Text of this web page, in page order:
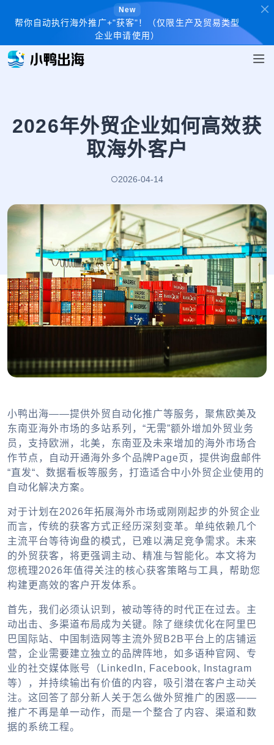
New
帮你自动执行海外推广+"获客"！（仅限生产及贸易类型
企业申请使用）
2026年外贸企业如何高效获
取海外客户
2026-04-14
小鸭出海——提供外贸自动化推广等服务，聚焦欧美及
东南亚海外市场的多站系列，“无需”额外增加外贸业务
员，支持欧洲，北美，东南亚及未来增加的海外市场合
作节点，自动开通海外多个品牌Page页，提供询盘邮件
“直发“、数据看板等服务，打造适合中小外贸企业使用的
自动化解决方案。
对于计划在2026年拓展海外市场或刚刚起步的外贸企业
而言，传统的获客方式正经历深刻变革。单纯依赖几个
主流平台等待询盘的模式，已难以满足竞争需求。未来
的外贸获客，将更强调主动、精准与智能化。本文将为
您梳理2026年值得关注的核心获客策略与工具，帮助您
构建更高效的客户开发体系。
首先，我们必须认识到，被动等待的时代正在过去。主
动出击、多渠道布局成为关键。除了继续优化在阿里巴
巴国际站、中国制造网等主流外贸B2B平台 上的店铺运
营，企业需要建立独立的品牌阵地，如多语种官网、专
业的社交媒体账号（LinkedIn, Facebook, Instagram
等），并持续输出有价值的内容，吸引潜在客户主动关
注。这回答了部分新人关于怎么做外贸推广的困惑——
推广不再是单一动作，而是一个整合了内容、渠道和数
据的系统工程。